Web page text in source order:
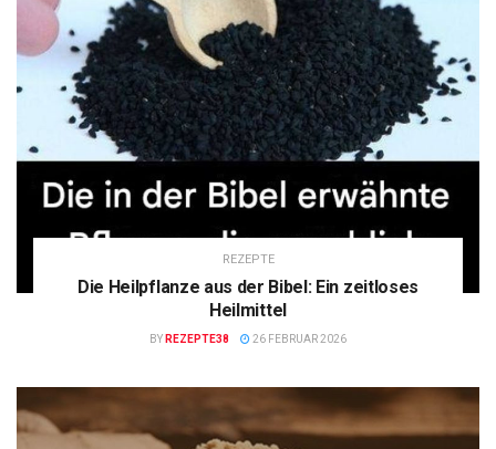
REZEPTE
Die Heilpflanze aus der Bibel: Ein zeitloses
Heilmittel
BY REZEPTE38 26 FEBRUAR 2026